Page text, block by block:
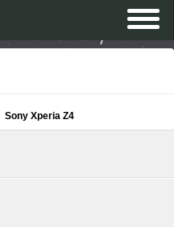
Sony Xperia Z4